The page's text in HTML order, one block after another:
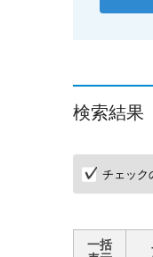
検索結果
チェック
一括